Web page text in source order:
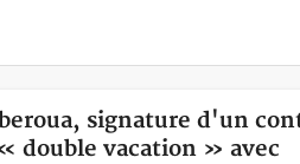
signature d'un
double vacation » avec